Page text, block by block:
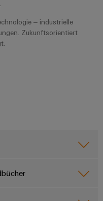
‒ industrielle
Zukunftsorientiert